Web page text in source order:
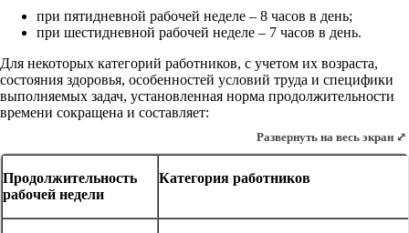
при пятидневной рабочей неделе – 8 часов в день;
при шестидневной рабочей неделе – 7 часов в день.
Для некоторых категорий работников, с учетом их возраста,
состояния здоровья, особенностей условий труда и специфики
выполняемых задач, установленная норма продолжительности
времени сокращена и составляет:
Продолжительность
рабочей недели
Категория работников
Развернуть на весь экран ⤢